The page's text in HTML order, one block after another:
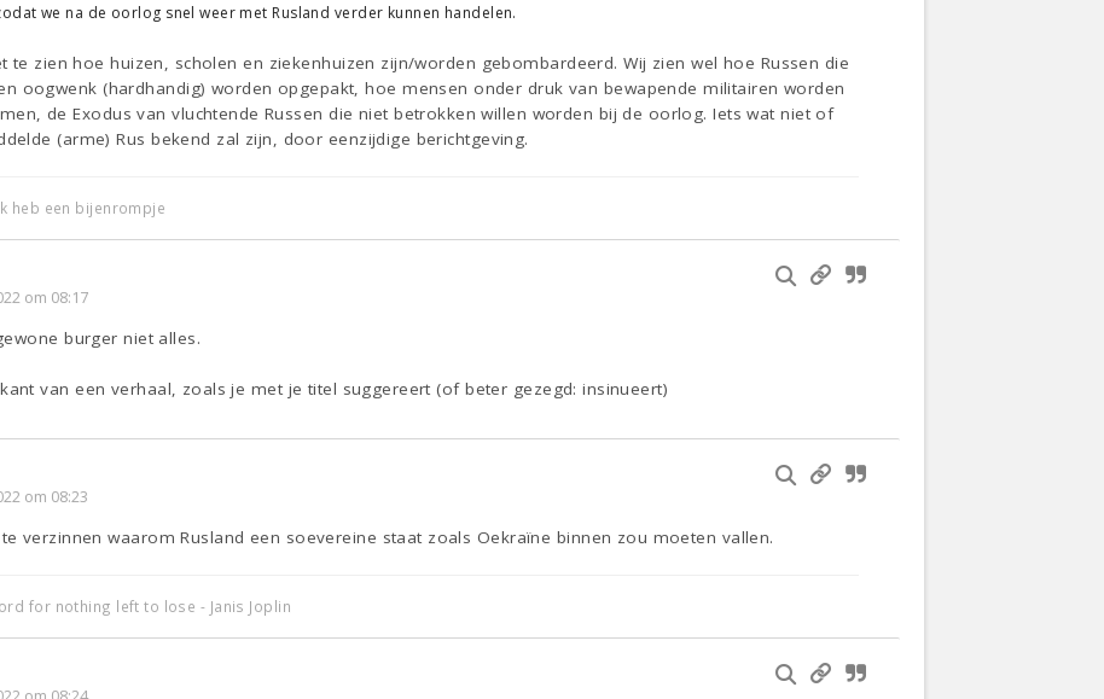
we na de oorlog snel weer met Rusland verder kunnen handelen.
te zien hoe huizen, scholen en ziekenhuizen zijn/worden gebombardeerd. Wij zien wel hoe Russen die
oogwenk (hardhandig) worden opgepakt, hoe mensen onder druk van bewapende militairen worden
de Exodus van vluchtende Russen die niet betrokken willen worden bij de oorlog. Iets wat niet of
(arme) Rus bekend zal zijn, door eenzijdige berichtgeving.
heb een bijenrompje
om 08:17
burger niet alles.
van een verhaal, zoals je met je titel suggereert (of beter gezegd: insinueert)
om 08:23
verzinnen waarom Rusland een soevereine staat zoals Oekraïne binnen zou moeten vallen.
for nothing left to lose - Janis Joplin